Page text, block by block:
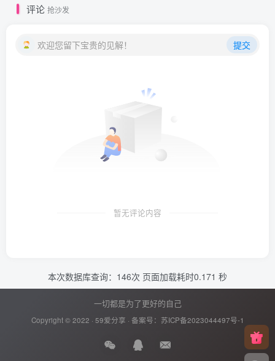
评论 抢沙发
欢迎您留下宝贵的见解！ 提交
暂无评论内容
本次数据库查询：146次 页面加载耗时0.171 秒
一切都是为了更好的自己
Copyright © 2022 · 59爱分享 · 备案号： 苏ICP备2023044497号-1